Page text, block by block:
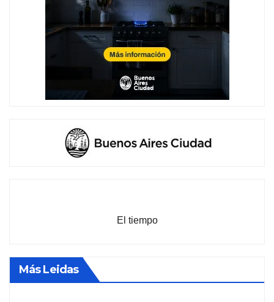
El tiempo
Más Leidas